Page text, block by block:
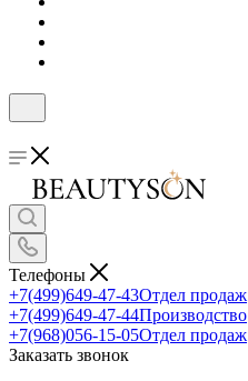
Телефоны
+7(499)649-47-43Отдел продаж
+7(499)649-47-44Производство
+7(968)056-15-05Отдел продаж
Заказать звонок